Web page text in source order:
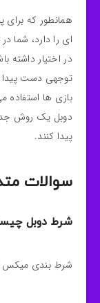
همانطور که برای
ای را دارد، شما
در اختیار داشته
توجهی دست پیدا
بازی‌ ها استفاده
دوبل یک روش
پیدا کنند.
سوالات
شرط دوبل
شرط بندی میکس